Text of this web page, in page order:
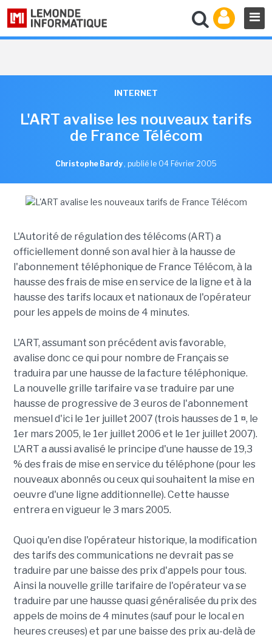
INTERNET
L'ART avalise les nouveaux tarifs
de France Télécom
Christophe Bardy , publié le 04 Février 2005
L'Autorité de régulation des télécoms (ART) a
officiellement donné son aval hier à la hausse de
l'abonnement téléphonique de France Télécom, à la
hausse des frais de mise en service de la ligne et à la
hausse des tarifs locaux et nationaux de l'opérateur
pour les appels de moins de 4 minutes.
L'ART, assumant son précédent avis favorable,
avalise donc ce qui pour nombre de Français se
traduira par une hausse de la facture téléphonique.
La nouvelle grille tarifaire va se traduire par une
hausse de progressive de 3 euros de l'abonnement
mensuel d'ici le 1er juillet 2007 (trois hausses de 1 ¤, le
1er mars 2005, le 1er juillet 2006 et le 1er juillet 2007).
L'ART a aussi avalisé le principe d'une hausse de 19,3
% des frais de mise en service du téléphone (pour les
nouveaux abonnés ou ceux qui souhaitent la mise en
oeuvre d'une ligne additionnelle). Cette hausse
entrera en vigueur le 3 mars 2005.
Quoi qu'en dise l'opérateur historique, la modification
des tarifs des communications ne devrait pas se
traduire par une baisse des prix d'appels pour tous.
Ainsi la nouvelle grille tarifaire de l'opérateur va se
traduire par une hausse quasi généralisée du prix des
appels de moins de 4 minutes (sauf pour le local en
heures creuses) et par une baisse des prix au-delà de